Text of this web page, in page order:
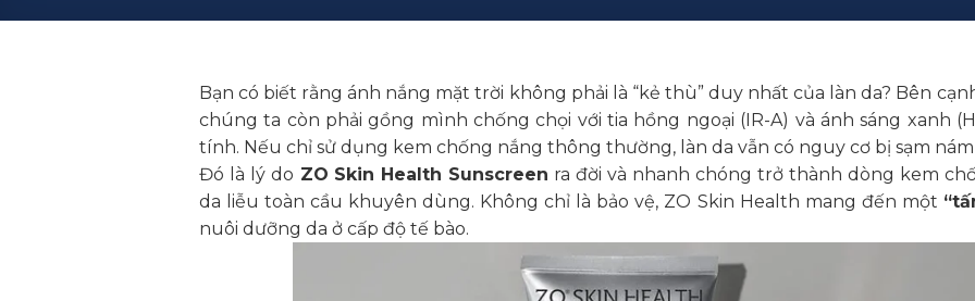
Bạn có biết rằng ánh nắng mặt trời không phải là “kẻ thù” duy nhất của làn da? Bên
chúng ta còn phải gồng mình chống chọi với tia hồng ngoại (IR-A) và ánh sáng xanh
tính. Nếu chỉ sử dụng kem chống nắng thông thường, làn da vẫn có nguy cơ bị sạm nám
Đó là lý do ZO Skin Health Sunscreen ra đời và nhanh chóng trở thành dòng kem
da liễu toàn cầu khuyên dùng. Không chỉ là bảo vệ, ZO Skin Health mang đến một
nuôi dưỡng da ở cấp độ tế bào.